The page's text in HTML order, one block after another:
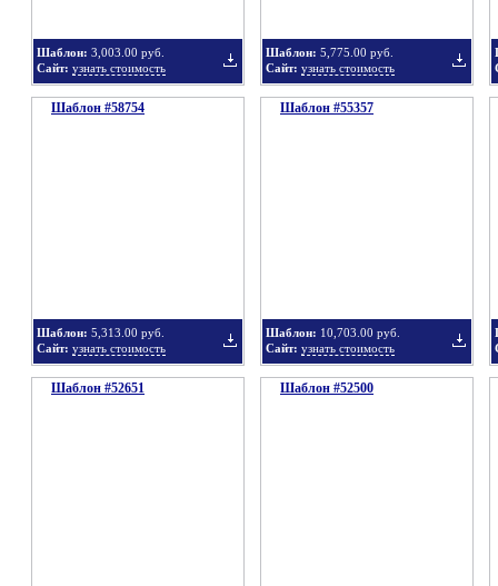
Шаблон: 3,003.00 руб.
Сайт: узнать стоимость
Шаблон: 5,775.00 руб.
Сайт: узнать стоимость
Шаблон #58754
Шаблон: 5,313.00 руб.
Сайт: узнать стоимость
Шаблон #55357
Шаблон: 10,703.00 руб.
Сайт: узнать стоимость
Шаблон #52651 Шаблон #52500